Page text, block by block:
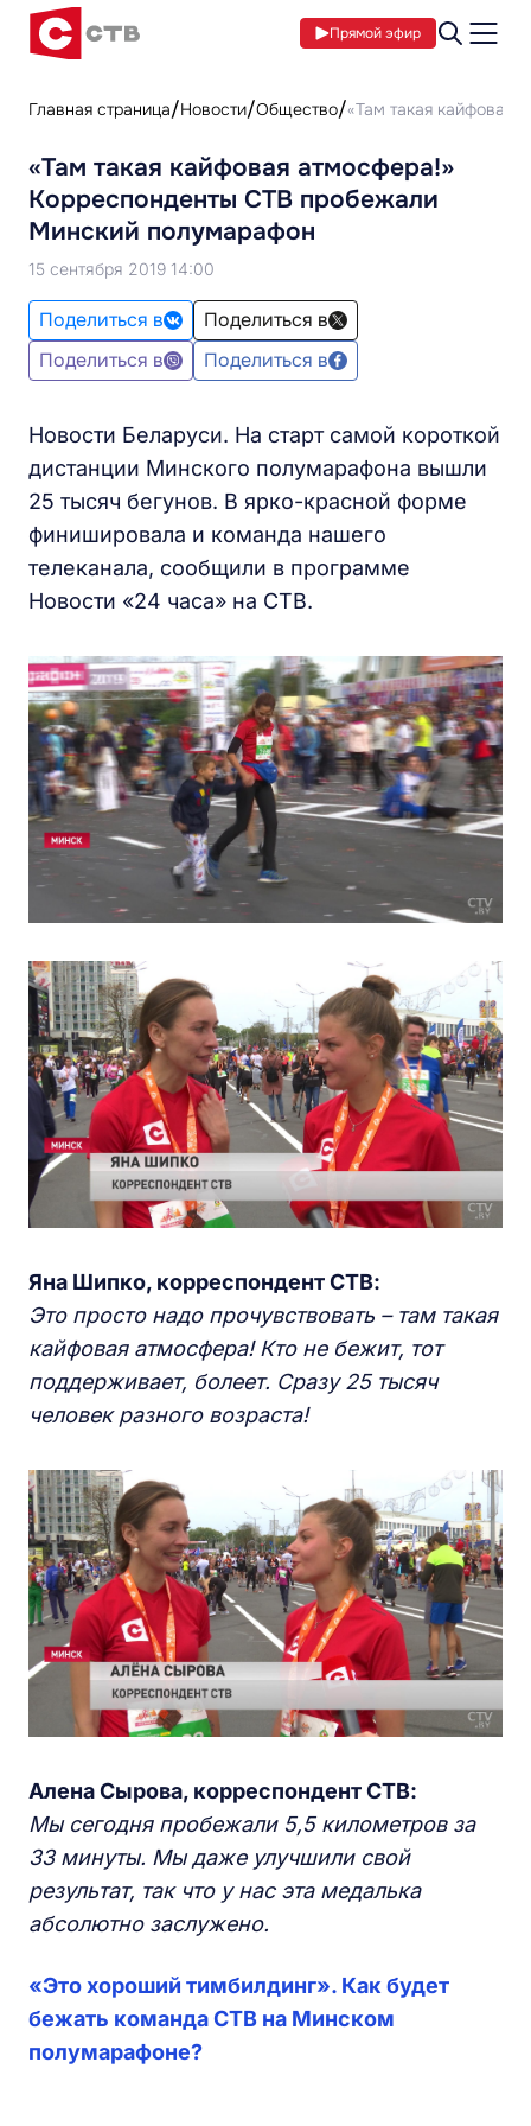
Прямой эфир
Главная страница Новости Общество «Там такая кайфовая
«Там такая кайфовая атмосфера!»
Корреспонденты СТВ пробежали
Минский полумарафон
15 сентября 2019 14:00
Поделиться в
Поделиться в
Поделиться в
Поделиться в
Новости Беларуси. На старт самой короткой
дистанции Минского полумарафона вышли
25 тысяч бегунов. В ярко-красной форме
финишировала и команда нашего
телеканала, сообщили в программе
Новости «24 часа» на СТВ.
Яна Шипко, корреспондент СТВ:
Это просто надо прочувствовать – там такая
кайфовая атмосфера! Кто не бежит, тот
поддерживает, болеет. Сразу 25 тысяч
человек разного возраста!
Алена Сырова, корреспондент СТВ:
Мы сегодня пробежали 5,5 километров за
33 минуты. Мы даже улучшили свой
результат, так что у нас эта медалька
абсолютно заслужено.
«Это хороший тимбилдинг». Как будет
бежать команда СТВ на Минском
полумарафоне?